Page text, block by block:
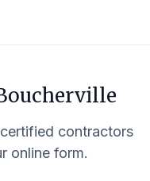
contractors
online form.